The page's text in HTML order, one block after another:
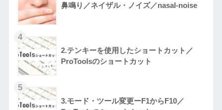
鼻鳴り／ネイザル・ノイズ／nasal-noise
2.テンキーを使用したショートカット／
ProToolsのショートカット
3.モード・ツール変更ーF1からF10／